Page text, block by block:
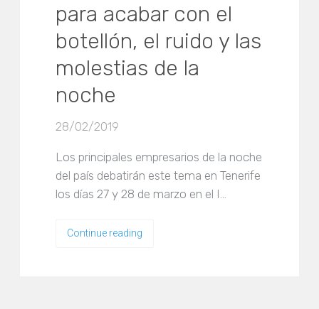
para acabar con el
botellón, el ruido y las
molestias de la
noche
28/02/2019
Los principales empresarios de la noche
del país debatirán este tema en Tenerife
los días 27 y 28 de marzo en el I…
Continue reading